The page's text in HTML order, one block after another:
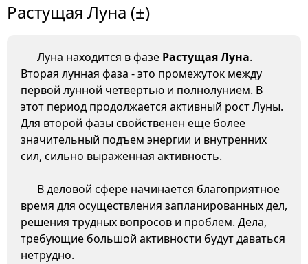
Растущая Луна (±)
Луна находится в фазе Растущая Луна.
Вторая лунная фаза - это промежуток между
первой лунной четвертью и полнолунием. В
этот период продолжается активный рост Луны.
Для второй фазы свойственен еще более
значительный подъем энергии и внутренних
сил, сильно выраженная активность.
В деловой сфере начинается благоприятное
время для осуществления запланированных дел,
решения трудных вопросов и проблем. Дела,
требующие большой активности будут даваться
нетрудно.